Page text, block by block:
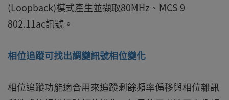
(Loopback)模式產生並擷取80MHz、MCS 9
802.11ac訊號。
相位追蹤可找出調變訊號相位變化
相位追蹤功能適合用來追蹤剩餘頻率偏移與相位雜訊